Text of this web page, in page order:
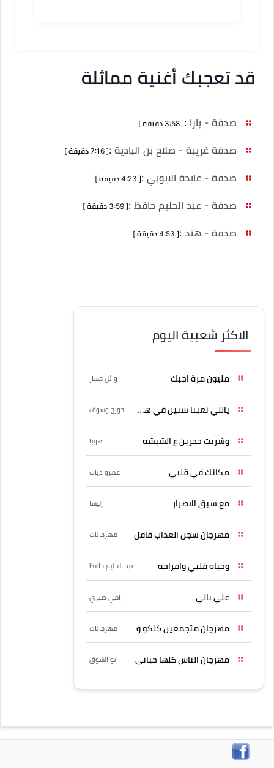
قد تعجبك أغنية مماثلة
صدفة - يارا :[ 3:58 دقيقة ]
صدفة غريبة - صلاح بن البادية :[ 7:16 دقيقة ]
صدفة - عايدة الايوبي :[ 4:23 دقيقة ]
صدفة - عبد الحليم حافظ :[ 3:59 دقيقة ]
صدفة - هند :[ 4:53 دقيقة ]
الاكثر شعبية اليوم
مليون مرة احبك وائل جسار
ياللي تعبنا سنين في هواه جورج وسوف
وشربت حجرين ع الشيشه هوبا
مكانك في قلبي عمرو دياب
مع سبق الاصرار إليسا
مهرجان سجن العذاب قافل مهرجانات
وحياه قلبي وافراحه عبد الحليم حافظ
علي بالي رامي صبري
مهرجان متجمعين كلكو و مهرجانات
مهرجان الناس كلها حبانى ابو الشوق